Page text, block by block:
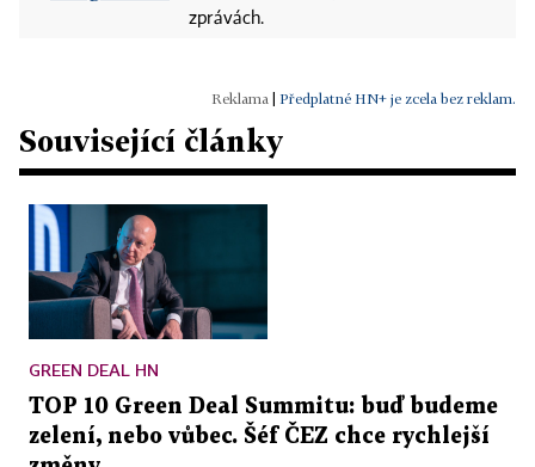
zprávách.
Předplatné HN+ je zcela bez reklam.
Související články
GREEN DEAL HN
TOP 10 Green Deal Summitu: buď budeme
zelení, nebo vůbec. Šéf ČEZ chce rychlejší